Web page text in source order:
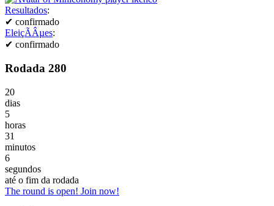
Resultados:
✔ confirmado
EleiçÃÂµes:
✔ confirmado
Rodada 280
20
dias
5
horas
31
minutos
6
segundos
até o fim da rodada
The round is open! Join now!